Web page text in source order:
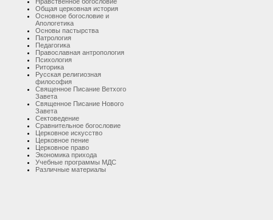
Общая церковная история
Основное богословие и
Апологетика
Основы пастырства
Патрология
Педагогика
Православная антропология
Психология
Риторика
Русская религиозная
философия
Священное Писание Ветхого
Завета
Священное Писание Нового
Завета
Сектоведение
Сравнительное богословие
Церковное искусство
Церковное пение
Церковное право
Экономика прихода
Учебные программы МДС
Различные материалы